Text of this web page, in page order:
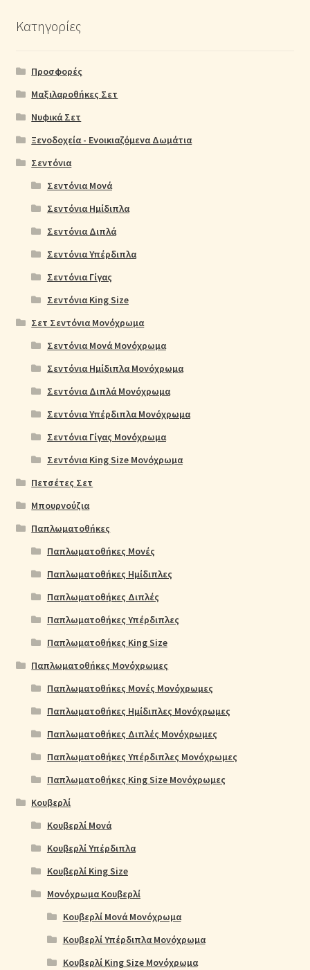
Κατηγορίες
Προσφορές
Μαξιλαροθήκες Σετ
Νυφικά Σετ
Ξενοδοχεία - Ενοικιαζόμενα Δωμάτια
Σεντόνια
Σεντόνια Μονά
Σεντόνια Ημίδιπλα
Σεντόνια Διπλά
Σεντόνια Υπέρδιπλα
Σεντόνια Γίγας
Σεντόνια King Size
Σετ Σεντόνια Μονόχρωμα
Σεντόνια Μονά Μονόχρωμα
Σεντόνια Ημίδιπλα Μονόχρωμα
Σεντόνια Διπλά Μονόχρωμα
Σεντόνια Υπέρδιπλα Μονόχρωμα
Σεντόνια Γίγας Μονόχρωμα
Σεντόνια King Size Μονόχρωμα
Πετσέτες Σετ
Μπουρνούζια
Παπλωματοθήκες
Παπλωματοθήκες Μονές
Παπλωματοθήκες Ημίδιπλες
Παπλωματοθήκες Διπλές
Παπλωματοθήκες Υπέρδιπλες
Παπλωματοθήκες King Size
Παπλωματοθήκες Μονόχρωμες
Παπλωματοθήκες Μονές Μονόχρωμες
Παπλωματοθήκες Ημίδιπλες Μονόχρωμες
Παπλωματοθήκες Διπλές Μονόχρωμες
Παπλωματοθήκες Υπέρδιπλες Μονόχρωμες
Παπλωματοθήκες King Size Μονόχρωμες
Κουβερλί
Κουβερλί Μονά
Κουβερλί Υπέρδιπλα
Κουβερλί King Size
Μονόχρωμα Κουβερλί
Κουβερλί Μονά Μονόχρωμα
Κουβερλί Υπέρδιπλα Μονόχρωμα
Κουβερλί King Size Μονόχρωμα